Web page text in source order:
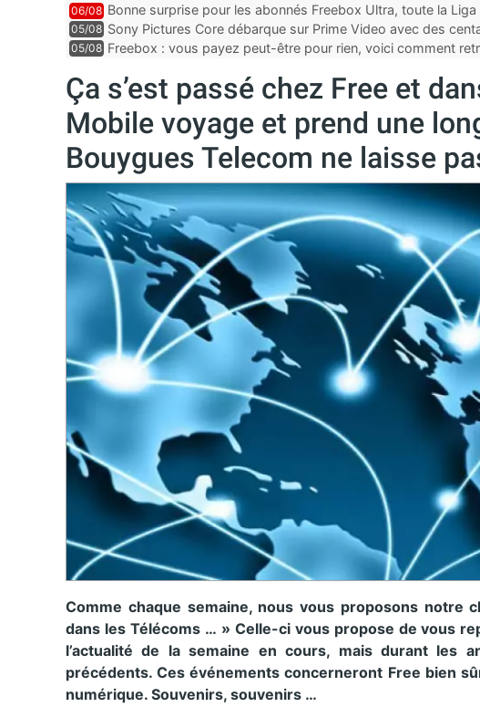
06/08 Bonne surprise pour les abonnés Freebox Ultra, toute la
inclus
05/08 Sony Pictures Core débarque sur Prime Video avec des
05/08 Freebox : vous payez peut-être pour rien, voici comment
Ça s’est passé chez Free et
Mobile voyage et prend une
Bouygues Telecom ne laisse
Comme chaque semaine, nous vous proposons notre
dans les Télécoms … » Celle-ci vous propose de vous
l’actualité de la semaine en cours, mais durant les
précédents. Ces événements concerneront Free bien
numérique. Souvenirs, souvenirs …